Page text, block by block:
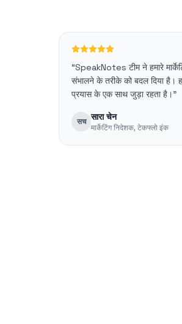
“SpeakNotes टीम ने हमारे
संभालने के तरीके को बदल दिया है।
प्रयास के एक साथ जुड़ा रहता है।”
सच सारा चेन
मार्केटिंग निदेशक, टेकफ्लो इंक